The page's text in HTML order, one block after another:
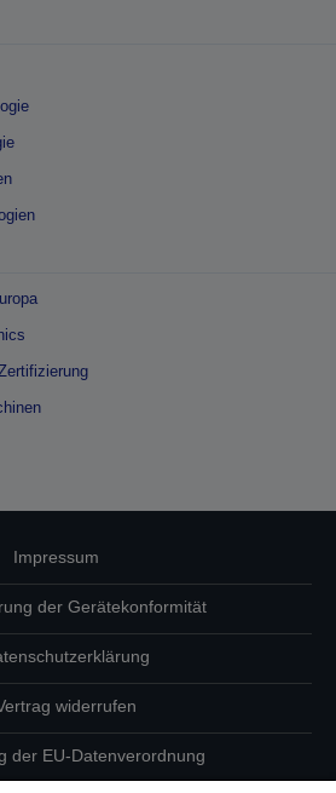
Impressum
der Gerätekonformität
widerrufen
der EU-Datenverordnung